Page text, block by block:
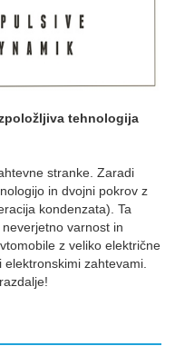
tehnologija
stranke. Zaradi
in dvojni pokrov z
kondenzata). Ta
varnost in
z veliko električne
zahtevami.